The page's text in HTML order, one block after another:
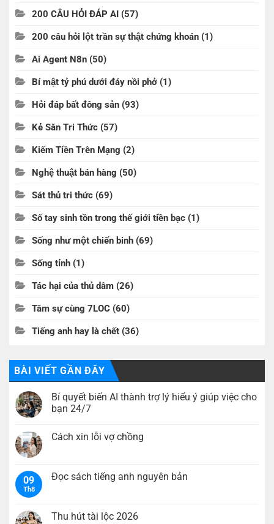
200 CÂU HỎI ĐÁP AI (57)
200 câu hỏi lột trần sự thật chứng khoán (1)
Ai Agent N8n (50)
Bí mật tỷ phú dưới đáy nồi phở (1)
Hỏi đáp bất đông sản (93)
Kẻ Săn Tri Thức (57)
Kiếm Tiền Trên Mạng (2)
Nghệ thuật bán hàng (50)
Sát thủ tri thức (69)
Số tay sinh tồn trong thế giới tiền bạc (1)
Sống như một chiến binh (69)
Sống tỉnh (1)
Tác hại của thủ dâm (26)
Tâm sự cùng 7LOC (60)
Tiếng anh hay là chết (36)
BÀI VIẾT GẦN ĐÂY
Bí quyết biến AI thành trợ lý hiểu ý giúp việc cho
bạn 24/7
bình
biến
hiểu
Cách xin lỗi vợ chồng
luận
ở
vợ
chồng
09
Th8
Đọc sách tiếng anh nguyên bản
luận
ở
Thu hút tài lộc 2026